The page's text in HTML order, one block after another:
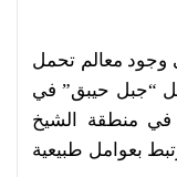
وجود معالم تحمل
“جبل حيبق” في
منطقة الشيخ
بعوامل طبيعية